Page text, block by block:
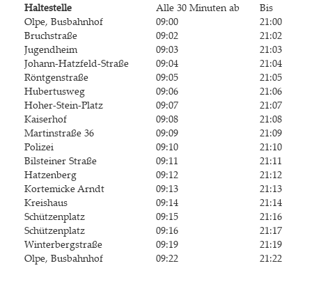
Hal­te­stel­le Alle 30 Minu­ten ab
Bis
Olpe, Bus­bahn­hof
09:00
21:00
Bruch­stra­ße
09:02
21:02
Jugend­heim
09:03
21:03
Johann-Hatz­feld-Stra­ße
09:04
21:04
Rönt­gen­stra­ße
09:05
21:05
Huber­tus­weg
09:06
21:06
Hoher-Stein-Platz
09:07
21:07
Kai­ser­hof
09:08
21:08
Mar­tin­stra­ße 36
09:09
21:09
Poli­zei
09:10
21:10
Bil­stei­ner Straße
09:11
21:11
Hat­zen­berg
09:12
21:12
Kor­te­mi­cke Arndt
09:13
21:13
Kreis­haus
09:14
21:14
Schüt­zen­platz
09:15
21:16
Schüt­zen­platz
09:16
21:17
Win­ter­berg­stra­ße
09:19
21:19
Olpe, Bus­bahn­hof
09:22 21:22